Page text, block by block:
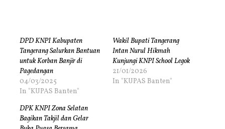
DPD KNPI Kabupaten
Tangerang Salurkan Bantuan
untuk Korban Banjir di
Pagedangan
04/03/2025
In "KUPAS Banten"
Wakil Bupati Tangerang
Intan Nurul Hikmah
Kunjungi KNPI School Legok
21/01/2026
In "KUPAS Banten"
DPK KNPI Zona Selatan
Bagikan Takjil dan Gelar